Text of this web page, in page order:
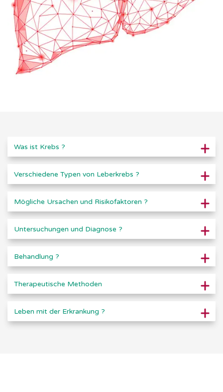
Was ist Krebs ?
Verschiedene Typen von Leberkrebs ?
Mögliche Ursachen und Risikofaktoren ?
Untersuchungen und Diagnose ?
Behandlung ?
Therapeutische Methoden
Leben mit der Erkrankung ?